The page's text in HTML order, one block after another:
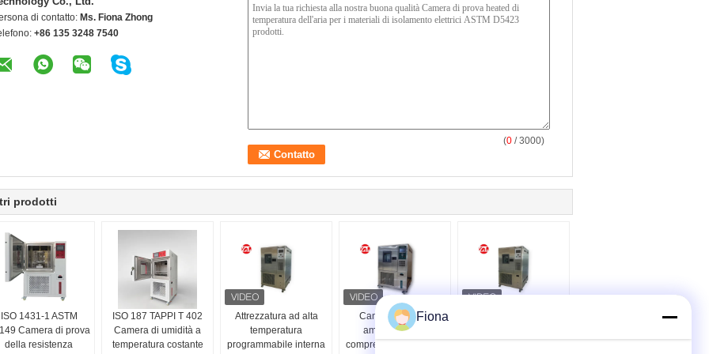
di contatto: Ms. Fiona Zhong
+86 135 3248 7540
(0 / 3000)
prodotti
ISO 1431-1 ASTM
Camera di prova
della resistenza
ISO 187 TAPPI T 402
Camera di umidità a
temperatura costante
Attrezzatura ad alta
temperatura
programmabile interna
Camera di prova
ambientale del
compressore di IEC68-
Fiona